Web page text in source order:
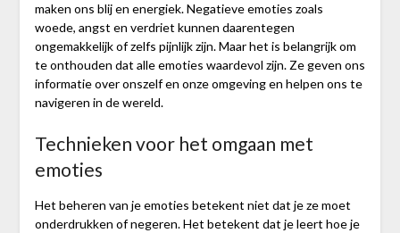
maken ons blij en energiek. Negatieve emoties zoals
woede, angst en verdriet kunnen daarentegen
ongemakkelijk of zelfs pijnlijk zijn. Maar het is belangrijk om
te onthouden dat alle emoties waardevol zijn. Ze geven ons
informatie over onszelf en onze omgeving en helpen ons te
navigeren in de wereld.
Technieken voor het omgaan met
emoties
Het beheren van je emoties betekent niet dat je ze moet
onderdrukken of negeren. Het betekent dat je leert hoe je